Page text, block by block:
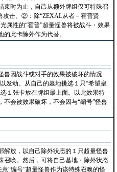
束时为止，自己从额外牌组仅可特殊召
攻击。②：除“ZEXAL从者－霍普贤
属性的“霍普”超量怪兽将被战斗・效果
此卡除外作为代替。
因战斗或对手的效果被破坏的情况
发动。从自己的墓地挑选１只“希望皇
１张卡放在牌组最上面。以此效果特
不会被效果破坏，不会因与“编号”怪兽
放，以自己除外状态的１只超量怪兽
召唤。然后，可将自己墓地・除外状态
意“编号”超量怪兽作为该特殊召唤的怪